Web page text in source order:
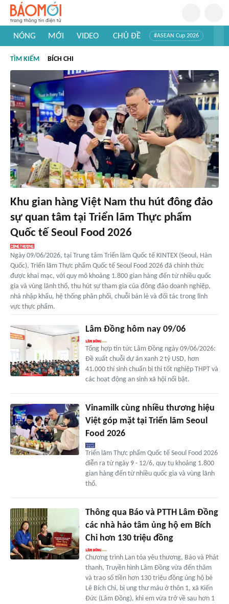
NÓNG MỚI VIDEO CHỦ ĐỀ #ASEAN Cup 2026
#Khám phá thế giới
TÌM KIẾM BÍCH CHI
Khu gian hàng Việt Nam thu hút đông đảo
sự quan tâm tại Triển lãm Thực phẩm
Quốc tế Seoul Food 2026
Ngày 09/06/2026, tại Trung tâm Triển lãm Quốc tế KINTEX (Seoul, Hàn
Quốc), Triển lãm Thực phẩm Quốc tế Seoul Food 2026 đã chính thức
được khai mạc, với quy mô khoảng 1.800 gian hàng đến từ nhiều quốc
gia và vùng lãnh thổ, thu hút sự tham gia của đông đảo doanh nghiệp,
nhà nhập khẩu, hệ thống phân phối, chuỗi bán lẻ và đối tác trong lĩnh
vực thực phẩm.
Lâm Đồng hôm nay 09/06
Tổng hợp tin tức Lâm Đồng ngày 09/06/2026:
Đề xuất chuỗi dự án xanh 2 tỷ USD, hơn
41.000 thí sinh chuẩn bị thi tốt nghiệp THPT và
các hoạt động an sinh xã hội nổi bật.
Vinamilk cùng nhiều thương hiệu
Việt góp mặt tại Triển lãm Seoul
Food 2026
Triển lãm Thực phẩm Quốc tế Seoul Food 2026
diễn ra từ ngày 9 - 12/6, quy tụ khoảng 1.800
gian hàng đến từ nhiều quốc gia và vùng lãnh
thổ.
Thông qua Báo và PTTH Lâm Đồng
các nhà hảo tâm ủng hộ em Bích
Chi hơn 130 triệu đồng
Chương trình Lan tỏa yêu thương, Báo và Phát
thanh, Truyền hình Lâm Đồng vừa đến thăm
và trao số tiền hơn 130 triệu đồng ủng hộ bé
Lê Bích Chi, bị ung thư máu ở thôn 1, xã Kiến
Đức (Lâm Đồng), khi em vừa trở về sau hơn 1